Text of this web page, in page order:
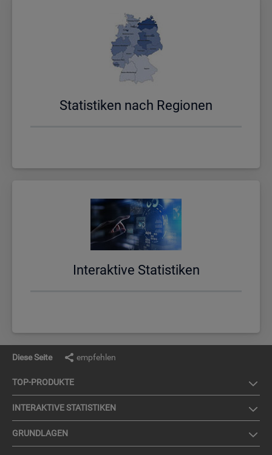
Sta­tis­ti­ken nach Re­gio­nen
In­ter­ak­ti­ve Sta­tis­ti­ken
Diese Seite empfehlen
TOP-PRO­DUK­TE
IN­TER­AK­TI­VE STA­TIS­TI­KEN
GRUND­LA­GEN